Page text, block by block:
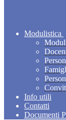
Modulistica
Info utili
Contatti
Documenti